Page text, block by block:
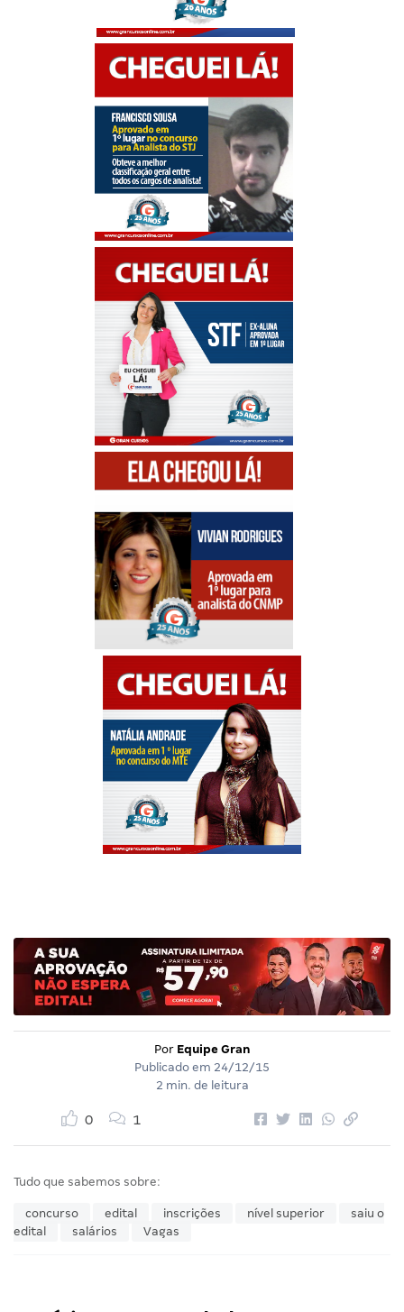
Por Equipe Gran
Publicado em 24/12/15
2 min. de leitura
0 1
Tudo que sabemos sobre:
concurso edital inscrições nível superior
saiu o
edital
salários Vagas